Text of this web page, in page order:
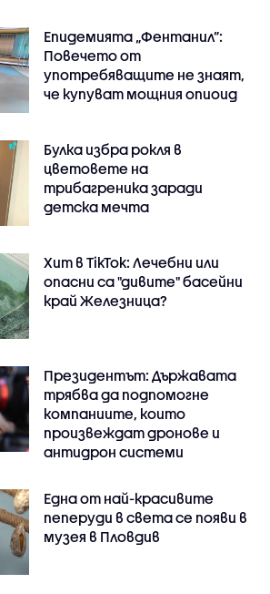
Епидемията „Фентанил”:
Повечето от
употребяващите не знаят,
че купуват мощния опиоид
Булка избра рокля в
цветовете на
трибагреника заради
детска мечта
Хит в TikTok: Лечебни или
опасни са "дивите" басейни
край Железница?
Президентът: Държавата
трябва да подпомогне
компаниите, които
произвеждат дронове и
антидрон системи
Една от най-красивите
пеперуди в света се появи в
музея в Пловдив